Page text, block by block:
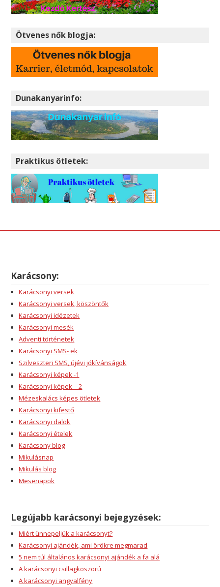
Ötvenes nők blogja:
Dunakanyarinfo:
Praktikus ötletek:
Karácsony:
Karácsonyi versek
Karácsonyi versek, köszöntők
Karácsonyi idézetek
Karácsonyi mesék
Adventi történetek
Karácsonyi SMS- ek
Szilveszteri SMS, újévi jókívánságok
Karácsonyi képek -1
Karácsonyi képek – 2
Mézeskalács képes ötletek
Karácsonyi kifestő
Karácsonyi dalok
Karácsonyi ételek
Karácsony blog
Mikulásnap
Mikulás blog
Mesenapok
Legújabb karácsonyi bejegyzések:
Miért ünnepeljük a karácsonyt?
Karácsonyi ajándék, ami örökre megmarad
5 nem túl általános karácsonyi ajándék a fa alá
A karácsonyi csillagkoszorú
A karácsonyi angyalfény